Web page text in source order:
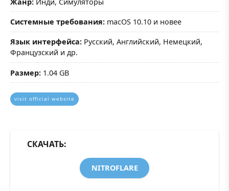
Системные требования: macOS 10.10 и новее
Язык интерфейса: Русский, Английский, Немецкий,
Французский и др.
Размер: 1.04 GB
visit official website
СКАЧАТЬ:
NITROFLARE